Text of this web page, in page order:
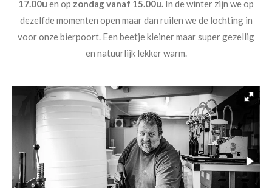
17.00u en op zondag vanaf 15.00u. In de winter zijn we op
dezelfde momenten open maar dan ruilen we de lochting in
voor onze bierpoort. Een beetje kleiner maar super gezellig
en natuurlijk lekker warm.